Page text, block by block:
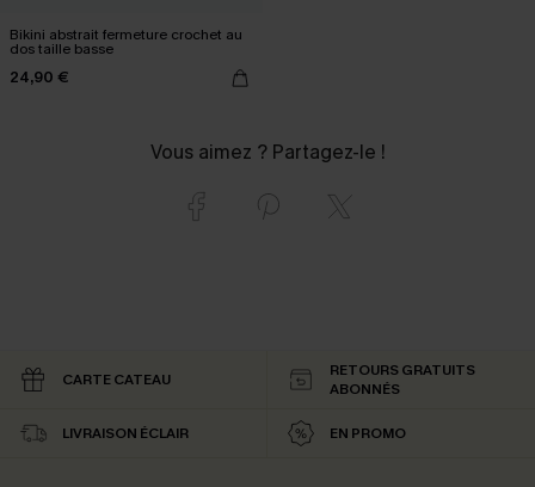
Bikini abstrait fermeture crochet au
dos taille basse
24,90 €
Vous aimez ? Partagez-le !
CARTE CATEAU
RETOURS GRATUITS
ABONNÉS
LIVRAISON ÉCLAIR EN PROMO